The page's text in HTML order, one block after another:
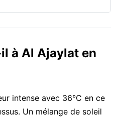
à Al Ajaylat en
intense avec 36°C en ce
Un mélange de soleil